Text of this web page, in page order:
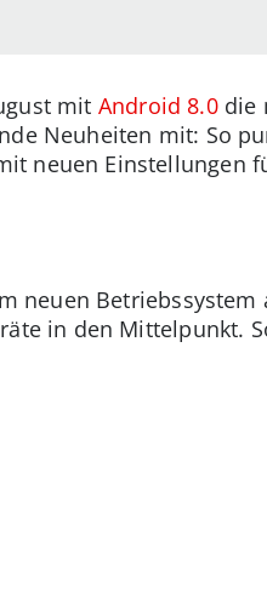
mit Android 8.0die
Neuheiten mit: So
neuen Einstellungen
neuen Betriebssystem
in den Mittelpunkt.